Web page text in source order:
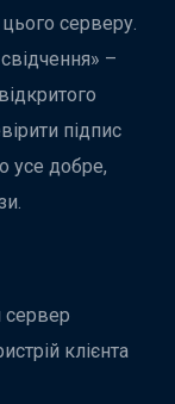
серверу.
–
підпис
усе добре,
сервер
клієнта